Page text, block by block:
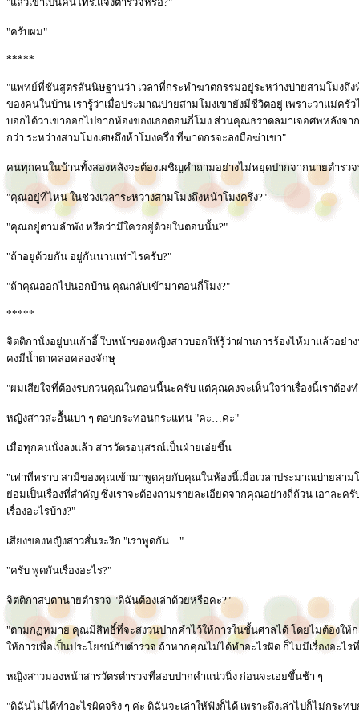
"ครับผม"
*****
"แพทย์ที่ชันสูตรสันนิษฐานว่า เวลาที่กระทำฆาตกรรมอยู่ระหว่างบ่ายสามโมงถึ
ของคนในบ้าน เรารู้ว่าเมื่อประมาณบ่ายสามโมงเขายังมีชีวิตอยู่ เพราะว่าแม่ค
บอกได้ว่าเขาออกไปจากห้องของเธอตอนกี่โมง ส่วนคุณธราดลมาเจอศพหลังจา
กว่า ระหว่างสามโมงเศษถึงห้าโมงครึ่ง ที่ฆาตกรจะลงมือฆ่าเขา"
คนทุกคนในบ้านทั้งสองหลังจะต้องเผชิญคำถามอย่างไม่หยุดปากจากนายตำรว
"คุณอยู่ที่ไหน ในช่วงเวลาระหว่างสามโมงถึงหน้าโมงครึ่ง?"
"คุณอยู่ตามลำพัง หรือว่ามีใครอยู่ด้วยในตอนนั้น?"
"ถ้าอยู่ด้วยกัน อยู่กันนานเท่าไรครับ?"
"ถ้าคุณออกไปนอกบ้าน คุณกลับเข้ามาตอนกี่โมง?"
*****
จิตติกานั่งอยู่บนเก้าอี้ ใบหน้าของหญิงสาวบอกให้รู้ว่าผ่านการร้องไห้มาแล้วอย่
คงมีน้ำตาคลอคลองจักษุ
"ผมเสียใจที่ต้องรบกวนคุณในตอนนี้นะครับ แต่คุณคงจะเห็นใจว่าเรื่องนี้เราต้อง
หญิงสาวสะอื้นเบา ๆ ตอบกระท่อนกระแท่น "คะ…ค่ะ"
เมื่อทุกคนนั่งลงแล้ว สารวัตรอนุสรณ์เป็นฝ่ายเอ่ยขึ้น
"เท่าที่ทราบ สามีของคุณเข้ามาพูดคุยกับคุณในห้องนี้เมื่อเวลาประมาณบ่ายสา
ย่อมเป็นเรื่องที่สำคัญ ซึ่งเราจะต้องถามรายละเอียดจากคุณอย่างถี่ถ้วน เอาล
เรื่องอะไรบ้าง?"
เสียงของหญิงสาวสั่นระริก "เราพูดกัน…"
"ครับ พูดกันเรื่องอะไร?"
จิตติกาสบตานายตำรวจ "ดิฉันต้องเล่าด้วยหรือคะ?"
"ตามกฏหมาย คุณมีสิทธิ์ที่จะสงวนปากคำไว้ให้การในชั้นศาลได้ โดยไม่ต้องให้
ให้การเพื่อเป็นประโยชน์กับตำรวจ ถ้าหากคุณไม่ได้ทำอะไรผิด ก็ไม่มีเรื่องอะไ
หญิงสาวมองหน้าสารวัตรตำรวจที่สอบปากคำแน่วนิ่ง ก่อนจะเอ่ยขึ้นช้า ๆ
"ดิฉันไม่ได้ทำอะไรผิดจริง ๆ ค่ะ ดิฉันจะเล่าให้ฟังก็ได้ เพราะถึงเล่าไปก็ไม่กระ